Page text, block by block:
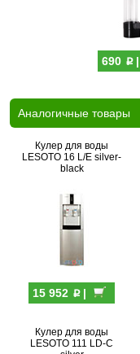
690 p|
Аналогичные товары
Кулер для воды
LESOTO 16 L/E silver-
black
15 952 p|
Кулер для воды
LESOTO 111 LD-C